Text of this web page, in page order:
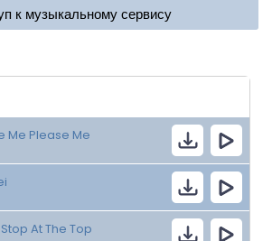
к музыкальному сервису
Me Please Me
At The Top